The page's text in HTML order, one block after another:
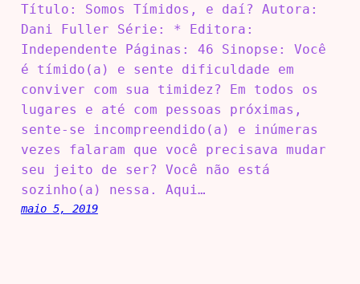
Título: Somos Tímidos, e daí? Autora:
Dani Fuller Série: * Editora:
Independente Páginas: 46 Sinopse: Você
é tímido(a) e sente dificuldade em
conviver com sua timidez? Em todos os
lugares e até com pessoas próximas,
sente-se incompreendido(a) e inúmeras
vezes falaram que você precisava mudar
seu jeito de ser? Você não está
sozinho(a) nessa. Aqui…
maio 5, 2019